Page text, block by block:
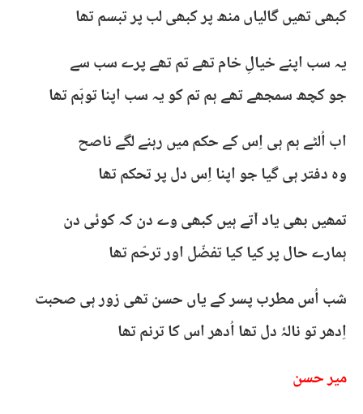
کبھی تھیں گالیاں منھ پر کبھی لب پر تبسم تھا
یہ سب اپنے خیالِ خام تھے تم تھے پرے سب سے
جو کچھ سمجھے تھے ہم تم کو یہ سب اپنا توہّم تھا
اب اُلٹے ہم ہی اِس کے حکم میں رہنے لگے ناصح
وہ دفتر ہی گیا جو اپنا اِس دل پر تحکم تھا
تمھیں بھی یاد آتے ہیں کبھی وے دن کہ کوئی دن
ہمارے حال پر کیا کیا تفضّل اور ترحّم تھا
شب اُس مطرب پسر کے یاں حسن تھی زور ہی صحبت
اِدھر تو نالۂ دل تھا اُدھر اس کا ترنم تھا
میر حسن